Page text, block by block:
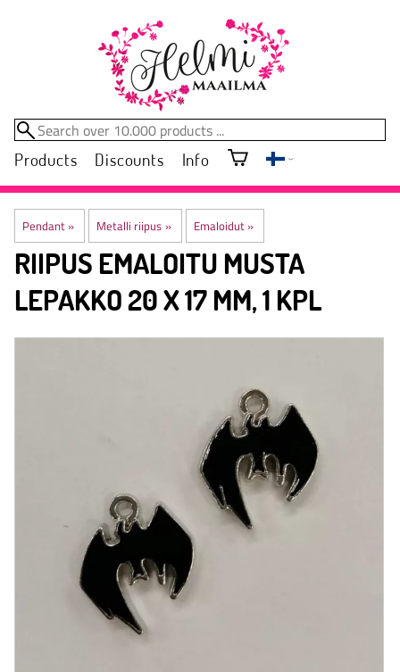
Products Discounts Info
Pendant‪» Metalli riipus ‪» Emaloidut‪»
RIIPUS EMALOITU MUSTA
LEPAKKO 20 X 17 MM, 1 KPL